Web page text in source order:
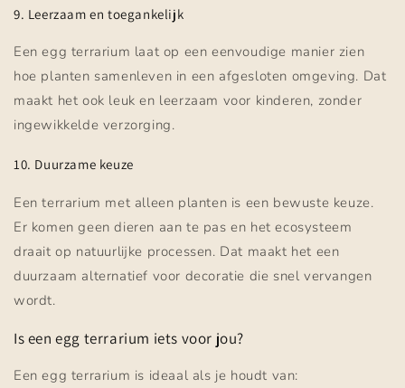
9. Leerzaam en toegankelijk
Een egg terrarium laat op een eenvoudige manier zien
hoe planten samenleven in een afgesloten omgeving. Dat
maakt het ook leuk en leerzaam voor kinderen, zonder
ingewikkelde verzorging.
10. Duurzame keuze
Een terrarium met alleen planten is een bewuste keuze.
Er komen geen dieren aan te pas en het ecosysteem
draait op natuurlijke processen. Dat maakt het een
duurzaam alternatief voor decoratie die snel vervangen
wordt.
Is een egg terrarium iets voor jou?
Een egg terrarium is ideaal als je houdt van: